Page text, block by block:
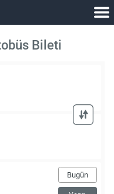
Bileti
Bugün